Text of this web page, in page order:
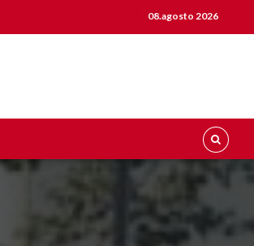
08.agosto 2026